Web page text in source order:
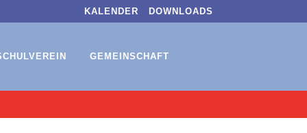
KALENDER DOWNLOADS
GEMEINSCHAFT